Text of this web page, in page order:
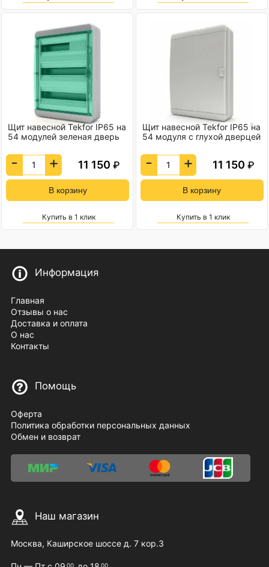
Щит навесной Tekfor IP65 на
54 модулей зеленая дверь
- + 11 150 ₽
Купить в 1 клик
Щит навесной Tekfor IP65 на
54 модуля с глухой дверцей
- + 11 150 ₽
Купить в 1 клик
Информация
Главная
Отзывы о нас
Доставка и оплата
О нас
Контакты
Помощь
Оферта
Политика обработки персональных данных
Обмен и возврат
Наш магазин
Москва, Каширское шоссе д. 7 кор.3